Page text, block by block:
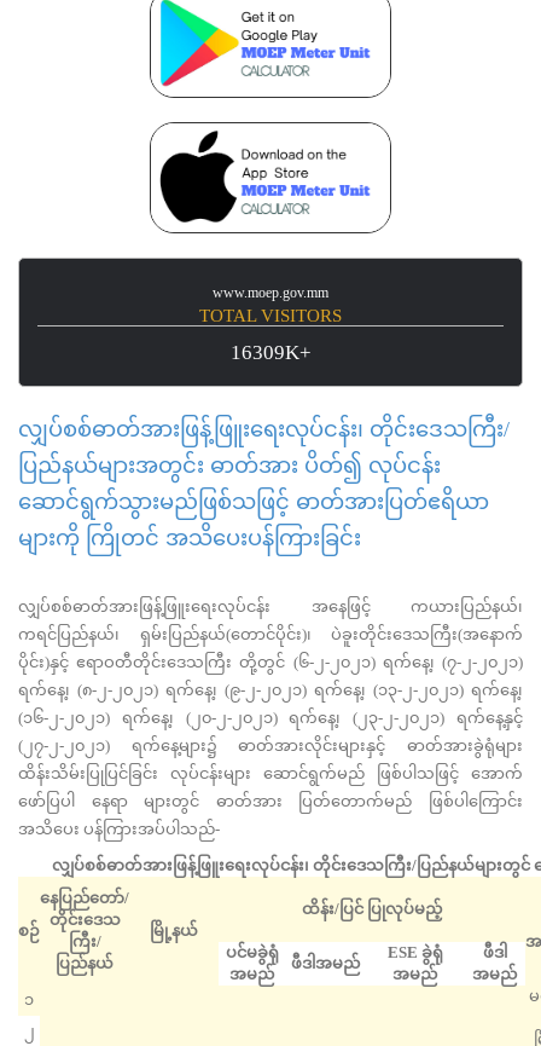
www.moep.gov.mm
TOTAL VISITORS
16309K+
လျှပ်စစ်ဓာတ်အားဖြန့်ဖြူးရေးလုပ်ငန်း၊ တိုင်းဒေသကြီး/
ပြည်နယ်များအတွင်း ဓာတ်အား ပိတ်၍ လုပ်ငန်း
ဆောင်ရွက်သွားမည်ဖြစ်သဖြင့် ဓာတ်အားပြတ်ဧရိယာ
များကို ကြိုတင် အသိပေးပန်ကြားခြင်း
လျှပ်စစ်ဓာတ်အားဖြန့်ဖြူးရေးလုပ်ငန်း အနေဖြင့် ကယားပြည်နယ်၊
ကရင်ပြည်နယ်၊ ရှမ်းပြည်နယ်(တောင်ပိုင်း)၊ ပဲခူးတိုင်းဒေသကြီး(အနောက်
ပိုင်း)နှင့် ဧရာဝတီတိုင်းဒေသကြီး တို့တွင် (၆-၂-၂၀၂၁) ရက်နေ့၊ (၇-၂-၂၀၂၁)
ရက်နေ့၊ (၈-၂-၂၀၂၁) ရက်နေ့၊ (၉-၂-၂၀၂၁) ရက်နေ့၊ (၁၃-၂-၂၀၂၁) ရက်နေ့၊
(၁၆-၂-၂၀၂၁) ရက်နေ့၊ (၂၀-၂-၂၀၂၁) ရက်နေ့၊ (၂၃-၂-၂၀၂၁) ရက်နေ့နှင့်
(၂၇-၂-၂၀၂၁) ရက်နေ့များ၌ ဓာတ်အားလိုင်းများနှင့် ဓာတ်အားခွဲရုံများ
ထိန်းသိမ်းပြုပြင်ခြင်း လုပ်ငန်းများ ဆောင်ရွက်မည် ဖြစ်ပါသဖြင့် အောက်
ဖော်ပြပါ နေရာ များတွင် ဓာတ်အား ပြတ်တောက်မည် ဖြစ်ပါကြောင်း
အသိပေး ပန်ကြားအပ်ပါသည်-
လျှပ်စစ်ဓာတ်အားဖြန့်ဖြူးရေးလုပ်ငန်း၊ တိုင်းဒေသကြီး/ပြည်နယ်များ
စဉ်
နေပြည်တော်/
တိုင်းဒေသ
ကြီး/
ပြည်နယ်
မြို့နယ်
ထိန်း/ပြင် ပြုလုပ်မည့်
အ
ပင်မခွဲရုံ
အမည်
ဖီဒါအမည်
ESE ခွဲရုံ
အမည်
ဖီဒါ
အမည်
၁
၂